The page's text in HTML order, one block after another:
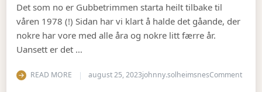
Det som no er Gubbetrimmen starta heilt tilbake til
våren 1978 (!) Sidan har vi klart å halde det gåande, der
nokre har vore med alle åra og nokre litt færre år.
Uansett er det …
READ MORE august 25, 2023johnny.solheimsnesCommenton